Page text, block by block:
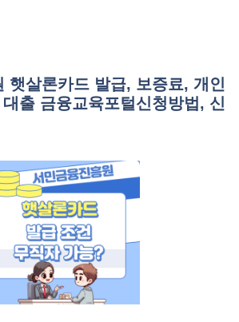
햇살론카드 발급, 보증료, 개인
출 금융교육포털신청방법, 신